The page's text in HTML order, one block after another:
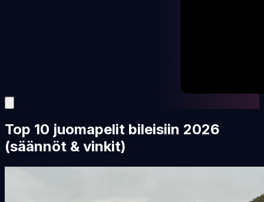
Top 10 juomapelit bileisiin 2026
(säännöt & vinkit)